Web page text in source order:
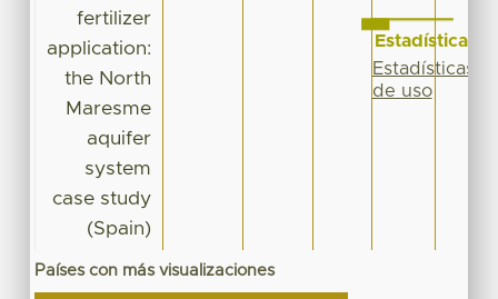
fertilizer
application:
the North
Maresme
aquifer
system
case study
(Spain)
Países con más visualizaciones
Estadísticas
Estadísticas
de uso